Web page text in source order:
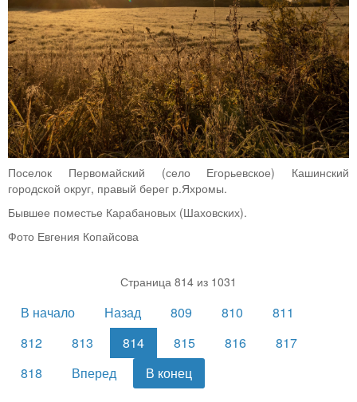
Поселок Первомайский (село Егорьевское) Кашинский
городской округ, правый берег р.Яхромы.
Бывшее поместье Карабановых (Шаховских).
Фото Евгения Копайсова
Страница 814 из 1031
В начало Назад 809 810
811
812
813 814 815 816
817
818
Вперед В конец